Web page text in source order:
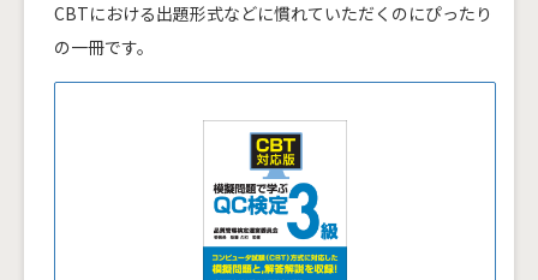
CBTにおける出題形式などに慣れていただくのにぴったり
の一冊です。